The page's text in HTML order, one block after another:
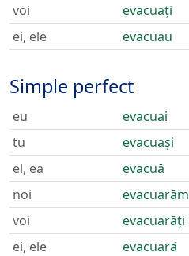
voi
evacuați
ei, ele
evacuau
Simple perfect
eu
evacuai
tu
evacuași
el, ea
evacuă
noi
evacuarăm
voi
evacuarăți
ei, ele
evacuară